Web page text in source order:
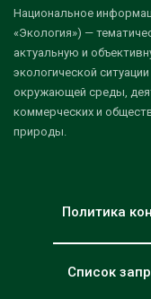
Национальное
«Экология») —
актуальную и
экологической
окружающей среды,
коммерческих и
природы.
Политика
Список